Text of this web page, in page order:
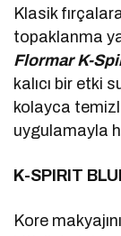
Klasik
topaklanma
Flormar K-
kalıcı bir etki
kolayca
uygulamayla
K-SPIRIT
Kore